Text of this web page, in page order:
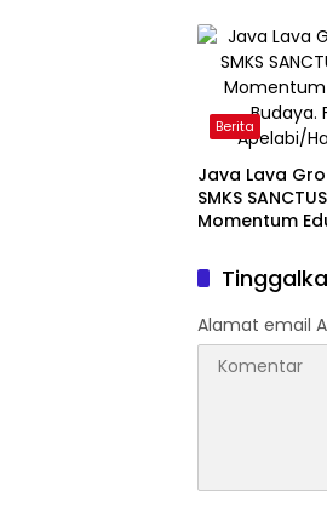
Tradisional
Berita
Java Lava
SMKS
Momentum
Alamat email